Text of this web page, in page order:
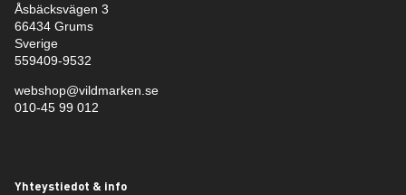
Åsbäcksvägen 3
66434 Grums
Sverige
559409-9532
webshop@vildmarken.se
010-45 99 012
Yhteystiedot & info